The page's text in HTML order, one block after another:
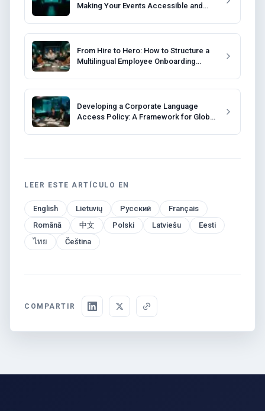
Making Your Events Accessible and
From Hire to Hero: How to Structure a
Multilingual Employee Onboarding
Developing a Corporate Language
Access Policy: A Framework for Global
LEER ESTE ARTÍCULO EN
English Lietuvių Русский
Français
Română
中文 Polski Latviešu
Eesti
ไทย
Čeština
COMPARTIR